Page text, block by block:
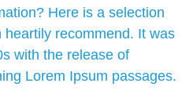
Here is a selection
recommend. It was
with the release of
Lorem Ipsum passages.